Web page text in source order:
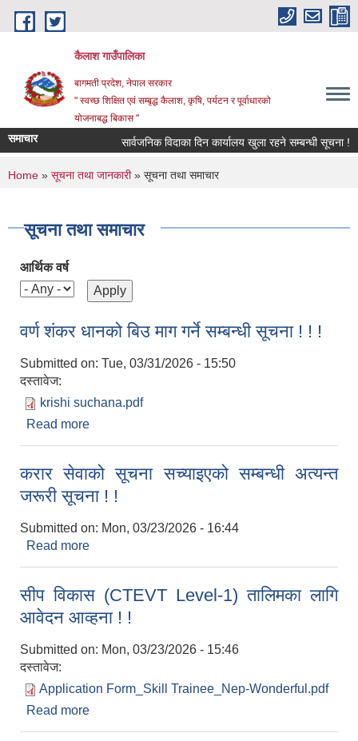
Skip to main content
कैलाश गाउँपालिका
बागमती प्रदेश, नेपाल सरकार
" स्वच्छ शिक्षित एवं सम्बृद्ध कैलाश, कृषि, पर्यटन र पूर्वाधारको
योजनाबद्ध बिकास "
समाचार सार्वजनिक विदाका दिन कार्यालय खुला रहने सम्बन्धी सूचना !
You are here
Home » सूचना तथा जानकारी» सूचना तथा समाचार
सूचना तथा समाचार
आर्थिक वर्ष
वर्ण शंकर धानको बिउ माग गर्ने सम्बन्धी सूचना ! ! !
Submitted on: Tue, 03/31/2026 - 15:50
दस्तावेज:
krishi suchana.pdf
Read more
करार सेवाको सूचना सच्‍याइएको सम्बन्धी अत्यन्त
जरूरी सूचना ! !
Submitted on: Mon, 03/23/2026 - 16:44
Read more
सीप विकास (CTEVT Level-1) तालिमका लागि
आवेदन आव्हना ! !
Submitted on: Mon, 03/23/2026 - 15:46
दस्तावेज:
Application Form_Skill Trainee_Nep-Wonderful.pdf
Read more